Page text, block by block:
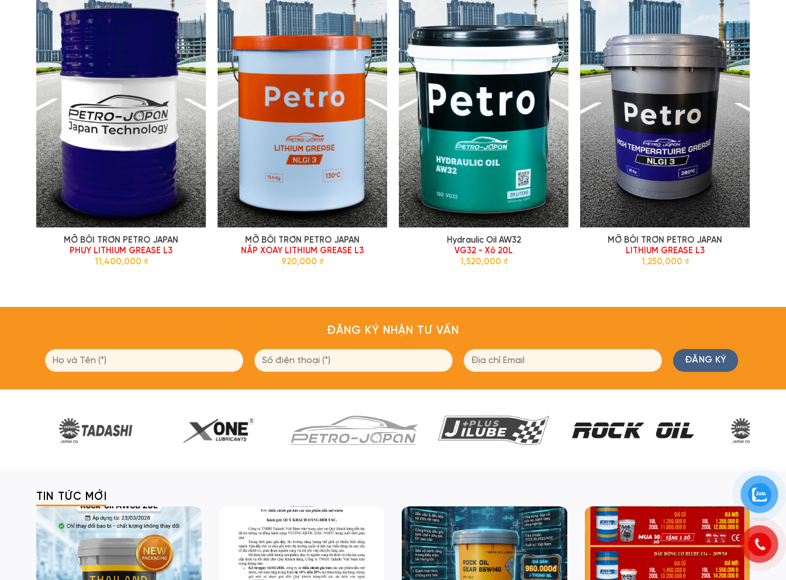
MỠ BÔI TRƠN PETRO JAPAN
PHUY LITHIUM GREASE L3
11,400,000 ₫
MỠ BÔI TRƠN PETRO JAPAN
NẮP XOAY LITHIUM GREASE L3
920,000 ₫
Hydraulic Oil AW32
VG32 - Xô 20L
1,520,000 ₫
MỠ BÔI TRƠN PETRO JAPAN
LITHIUM GREASE L3
1,250,000 ₫
ĐĂNG KÝ NHẬN TƯ VẤN
TIN TỨC MỚI